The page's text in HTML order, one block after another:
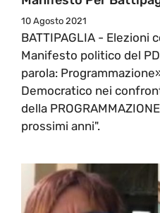
10 Agosto 2021
BATTIPAGLIA - Elezioni
Manifesto politico del
parola:
Democratico nei
della
prossimi anni".